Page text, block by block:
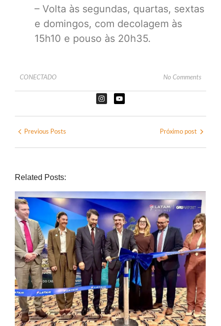
– Volta às segundas, quartas, sextas
e domingos, com decolagem às
15h10 e pouso às 20h35.
CONECTADO No Comments
Previous Posts Próximo post
Related Posts: